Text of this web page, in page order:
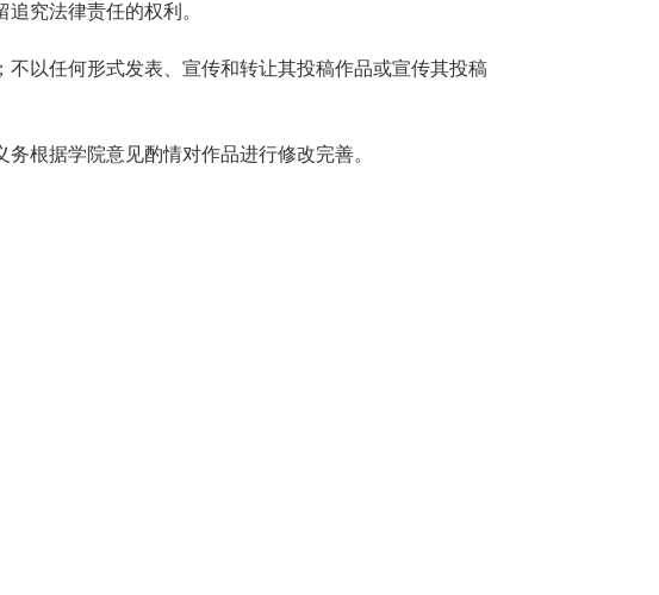
究法律责任的权利。
不以任何形式发表、宣传和转让其投稿作品或宣传其投稿
根据学院意见酌情对作品进行修改完善。